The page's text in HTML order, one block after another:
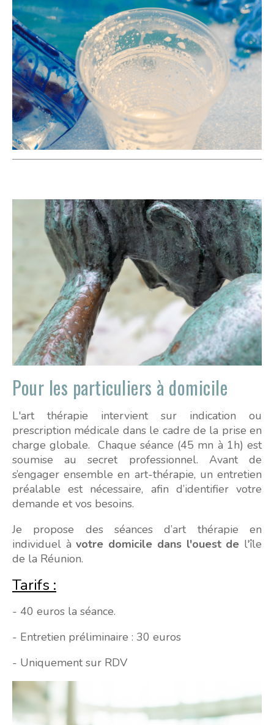
Pour les particuliers à domicile
L'art thérapie intervient sur indication ou
prescription médicale dans le cadre de la prise en
charge globale. Chaque séance (45 mn à 1h) est
soumise au secret professionnel. Avant de
s’engager ensemble en art-thérapie, un entretien
préalable est nécessaire, afin d’identifier votre
demande et vos besoins.
Je propose des séances d’art thérapie en
individuel à votre domicile dans l'ouest de l'île
de la Réunion.
Tarifs :
- 40 euros la séance.
- Entretien préliminaire : 30 euros
- Uniquement sur RDV